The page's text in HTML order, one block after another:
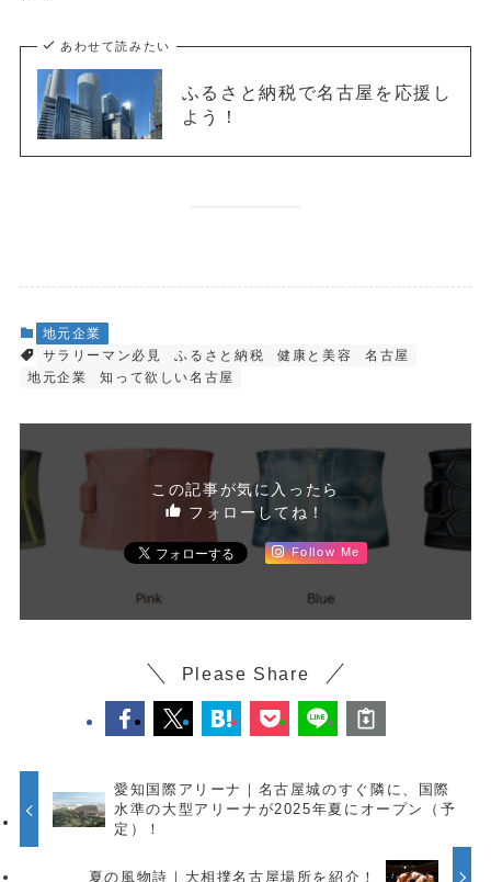
あわせて読みたい
ふるさと納税で名古屋を応援し
よう！
地元企業
サラリーマン必見
ふるさと納税 健康と美容
名古屋
地元企業
知って欲しい名古屋
この記事が気に入ったら
フォローしてね！
Follow Me
Please Share
愛知国際アリーナ｜名古屋城のすぐ隣に、国際
水準の大型アリーナが2025年夏にオープン（予
定）！
夏の風物詩｜大相撲名古屋場所を紹介！